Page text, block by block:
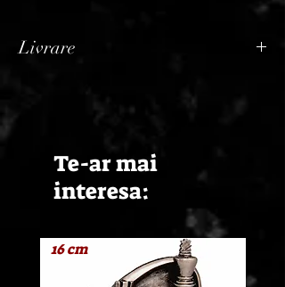
Livrare
momentul confirmarii comenzii de catre
Te-ar mai
interesa:
16 cm